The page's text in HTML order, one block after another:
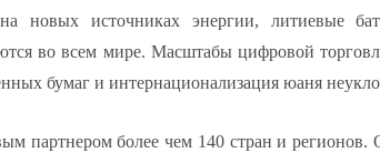
новых источниках энергии, литиевые
во всем мире. Масштабы цифровой
бумаг и интернационализация юаня
партнером более чем 140 стран и